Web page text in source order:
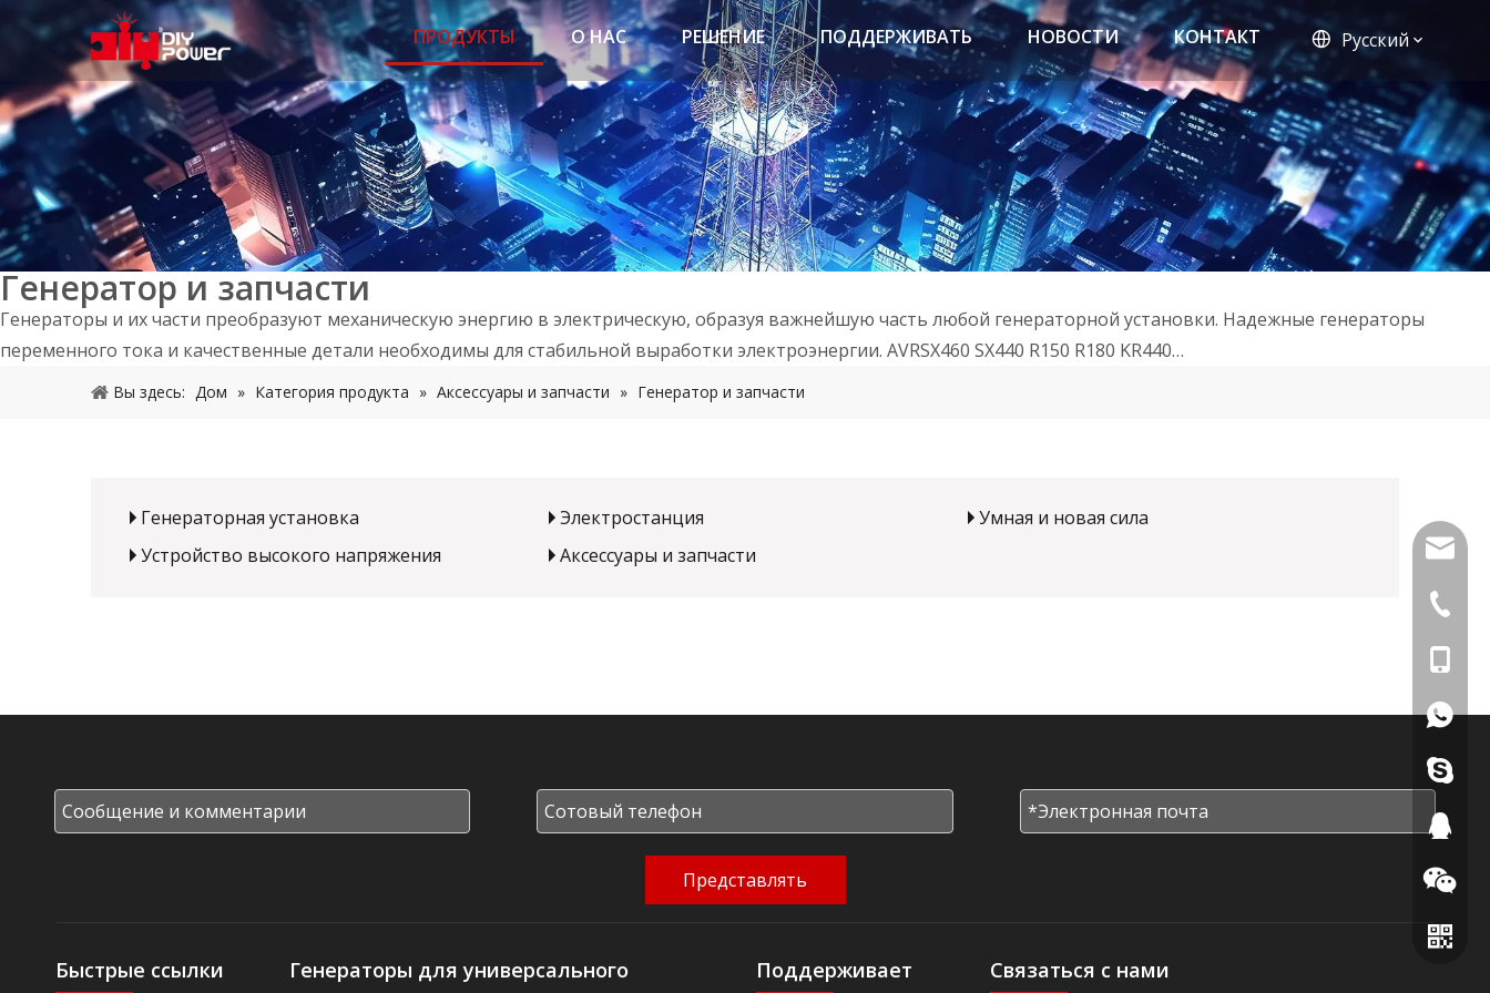
ПРОДУКТЫ О НАС РЕШЕНИЕ ПОДДЕРЖИВАТЬ НОВОСТИ КОНТАКТ Pусский
Генератор и запчасти
Генераторы и их части преобразуют механическую энергию в электрическую, образуя важнейшую часть любой генераторной установки. Надежные генераторы
переменного тока и качественные детали необходимы для стабильной выработки электроэнергии. AVRSX460 SX440 R150 R180 KR440…
Вы здесь: Дом » Категория продукта » Аксессуары и запчасти » Генератор и запчасти
Генераторная установка Электростанция
Умная и новая сила
Устройство высокого напряжения
Аксессуары и запчасти
Представлять
Быстрые ссылки Генераторы для универсального Поддерживает Связаться с нами
+86-